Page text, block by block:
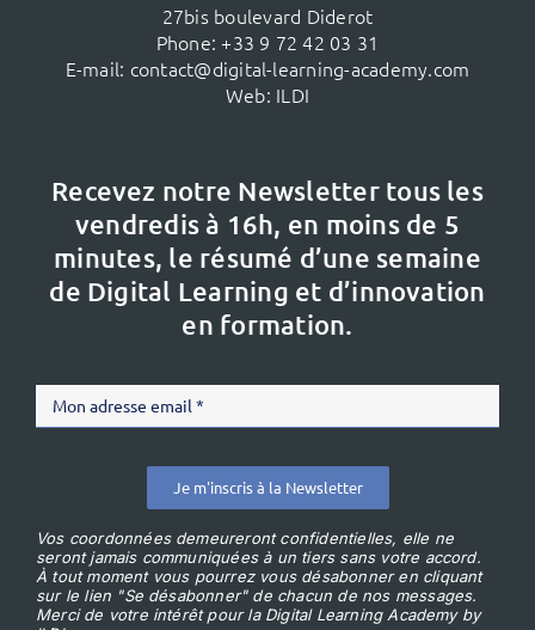
27bis boulevard Diderot
Phone: +33 9 72 42 03 31
E-mail: contact@digital-learning-academy.com
Web: ILDI
Recevez notre Newsletter tous les
vendredis à 16h, en moins de 5
minutes, le résumé d’une semaine
de Digital Learning et d’innovation
en formation.
Je m'inscris à la Newsletter
Vos coordonnées demeureront confidentielles, elle ne
seront jamais communiquées à un tiers sans votre accord.
À tout moment vous pourrez vous désabonner en cliquant
sur le lien "Se désabonner" de chacun de nos messages.
Merci de votre intérêt pour la Digital Learning Academy by